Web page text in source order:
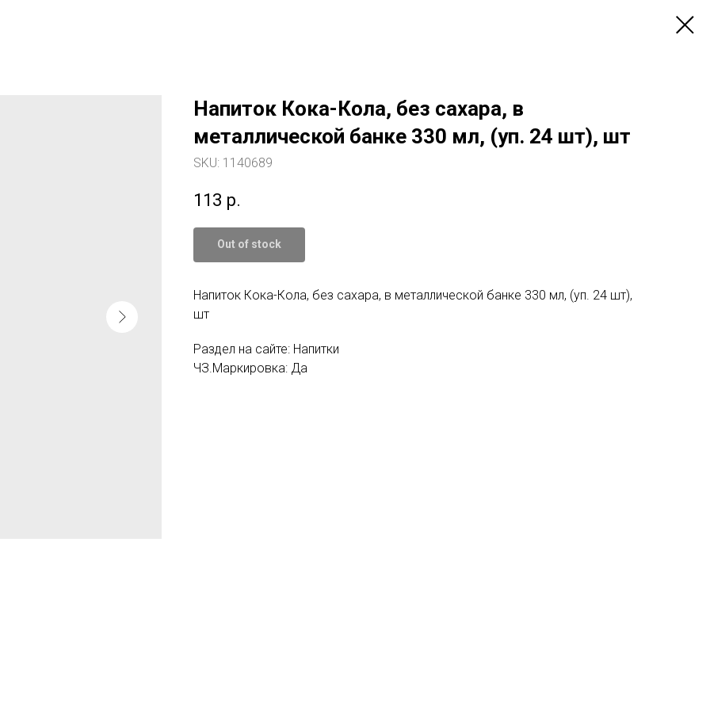
Напиток Кока-Кола, без сахара, в
металлической банке 330 мл, (уп. 24 шт), шт
SKU: 1140689
113 р.
Out of stock
Напиток Кока-Кола, без сахара, в металлической банке 330 мл, (уп. 24 шт),
шт
Раздел на сайте: Напитки
ЧЗ.Маркировка: Да